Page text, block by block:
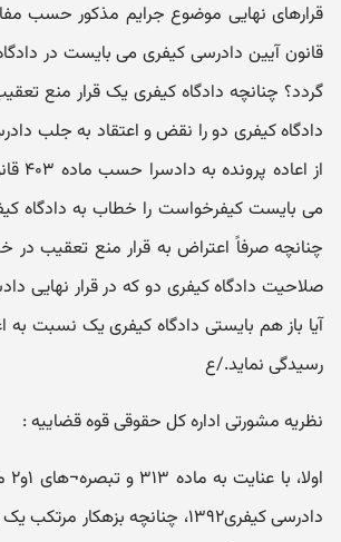
قانون آیین دادرسی کیفری می بایست در
گردد؟ چنانچه دادگاه کیفری یک قرار منع
دادگاه کیفری دو را نقض و اعتقاد به جلب
از
می بایست کیفرخواست را خطاب به دادگاه
چنانچه صرفاً اعتراض به قرار منع تعقیب
صلاحیت دادگاه کیفری دو که در قرار نهایی
آیا باز هم بایستی دادگاه کیفری یک نسبت به
رسیدگی نماید./ع
نظریه مشورتی اداره کل حقوقی قوه قضاییه :
دادرسی کیفری۱۳۹۲، چنانچه بزهکار